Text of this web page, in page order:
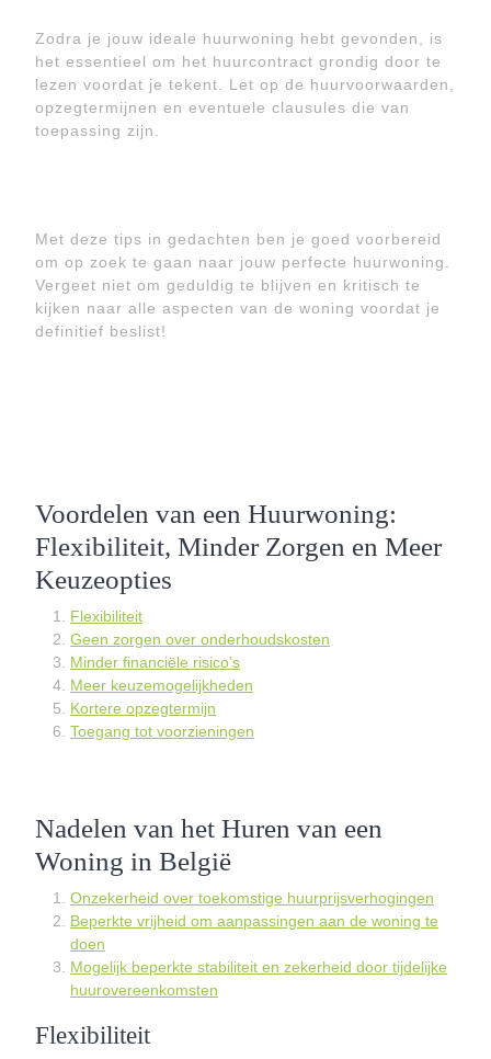
Zodra je jouw ideale huurwoning hebt gevonden, is
het essentieel om het huurcontract grondig door te
lezen voordat je tekent. Let op de huurvoorwaarden,
opzegtermijnen en eventuele clausules die van
toepassing zijn.
Met deze tips in gedachten ben je goed voorbereid
om op zoek te gaan naar jouw perfecte huurwoning.
Vergeet niet om geduldig te blijven en kritisch te
kijken naar alle aspecten van de woning voordat je
definitief beslist!
Voordelen van een Huurwoning:
Flexibiliteit, Minder Zorgen en Meer
Keuzeopties
Flexibiliteit
Geen zorgen over onderhoudskosten
Minder financiële risico’s
Meer keuzemogelijkheden
Kortere opzegtermijn
Toegang tot voorzieningen
Nadelen van het Huren van een
Woning in België
Onzekerheid over toekomstige huurprijsverhogingen
Beperkte vrijheid om aanpassingen aan de woning te
doen
Mogelijk beperkte stabiliteit en zekerheid door tijdelijke
huurovereenkomsten
Flexibiliteit